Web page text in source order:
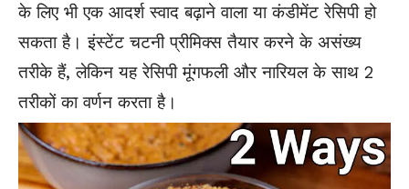
के लिए भी एक आदर्श स्वाद बढ़ाने वाला या कंडीमेंट रेसिपी हो
सकता है। इंस्टेंट चटनी प्रीमिक्स तैयार करने के असंख्य
तरीके हैं, लेकिन यह रेसिपी मूंगफली और नारियल के साथ 2
तरीकों का वर्णन करता है।